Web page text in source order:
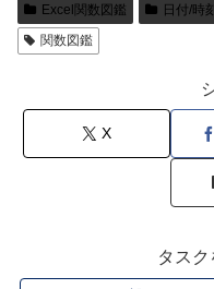
Excel関数図鑑 日付/時刻
関数図鑑
X
タス